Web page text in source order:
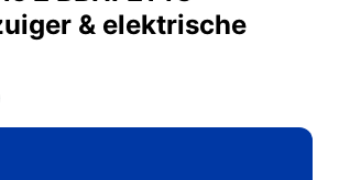
& elektrische